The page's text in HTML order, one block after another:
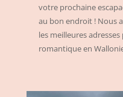
votre prochaine
au bon endroit ! Nous
les meilleures
romantique en